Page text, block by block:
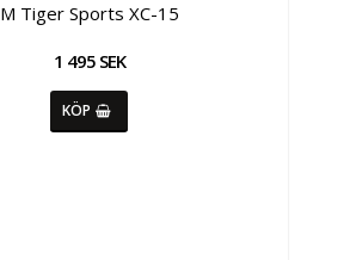
M Tiger Sports XC-15
1 495 SEK
KÖP